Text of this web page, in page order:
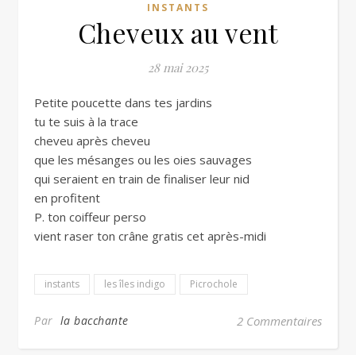
INSTANTS
Cheveux au vent
28 mai 2025
Petite poucette dans tes jardins
tu te suis à la trace
cheveu après cheveu
que les mésanges ou les oies sauvages
qui seraient en train de finaliser leur nid
en profitent
P. ton coiffeur perso
vient raser ton crâne gratis cet après-midi
instants les îles indigo Picrochole
Par la bacchante 2 Commentaires